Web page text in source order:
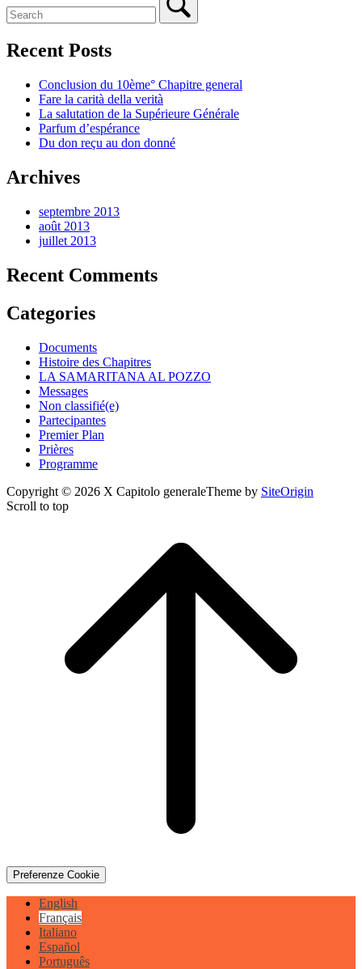
Recent Posts
Conclusion du 10ème° Chapitre general
Fare la carità della verità
La salutation de la Supérieure Générale
Parfum d’espérance
Du don reçu au don donné
Archives
septembre 2013
août 2013
juillet 2013
Recent Comments
Categories
Documents
Histoire des Chapitres
LA SAMARITANA AL POZZO
Messages
Non classifié(e)
Partecipantes
Premier Plan
Prières
Programme
Copyright © 2026 X Capitolo generaleTheme by SiteOrigin
Scroll to top
Preferenze Cookie
English
Français
Italiano
Español
Português